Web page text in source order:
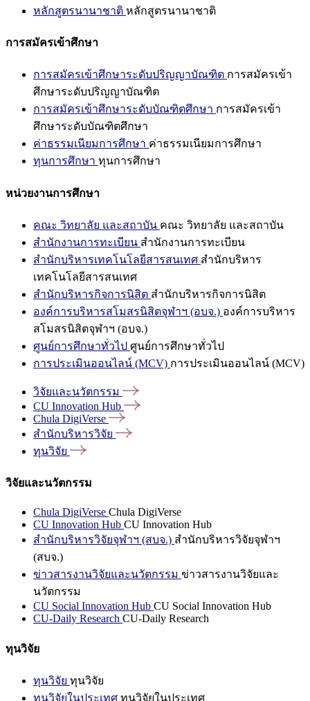
หลักสูตรนานาชาติ หลักสูตรนานาชาติ
การสมัครเข้าศึกษา
การสมัครเข้าศึกษาระดับปริญญาบัณฑิต การสมัครเข้า
ศึกษาระดับปริญญาบัณฑิต
การสมัครเข้าศึกษาระดับบัณฑิตศึกษา การสมัครเข้า
ศึกษาระดับบัณฑิตศึกษา
ค่าธรรมเนียมการศึกษา ค่าธรรมเนียมการศึกษา
ทุนการศึกษา ทุนการศึกษา
หน่วยงานการศึกษา
คณะ วิทยาลัย และสถาบัน คณะ วิทยาลัย และสถาบัน
สำนักงานการทะเบียน สำนักงานการทะเบียน
สำนักบริหารเทคโนโลยีสารสนเทศ สำนักบริหาร
เทคโนโลยีสารสนเทศ
สำนักบริหารกิจการนิสิต สำนักบริหารกิจการนิสิต
องค์การบริหารสโมสรนิสิตจุฬาฯ (อบจ.) องค์การบริหาร
สโมสรนิสิตจุฬาฯ (อบจ.)
ศูนย์การศึกษาทั่วไป ศูนย์การศึกษาทั่วไป
การประเมินออนไลน์ (MCV) การประเมินออนไลน์ (MCV)
วิจัยและนวัตกรรม
CU Innovation Hub
Chula DigiVerse
สำนักบริหารวิจัย
ทุนวิจัย
วิจัยและนวัตกรรม
Chula DigiVerse Chula DigiVerse
CU Innovation Hub CU Innovation Hub
สำนักบริหารวิจัยจุฬาฯ (สบจ.) สำนักบริหารวิจัยจุฬาฯ
(สบจ.)
ข่าวสารงานวิจัยและนวัตกรรม ข่าวสารงานวิจัยและ
นวัตกรรม
CU Social Innovation Hub CU Social Innovation Hub
CU-Daily Research CU-Daily Research
ทุนวิจัย
ทุนวิจัย ทุนวิจัย
ทุนวิจัยในประเทศ ทุนวิจัยในประเทศ